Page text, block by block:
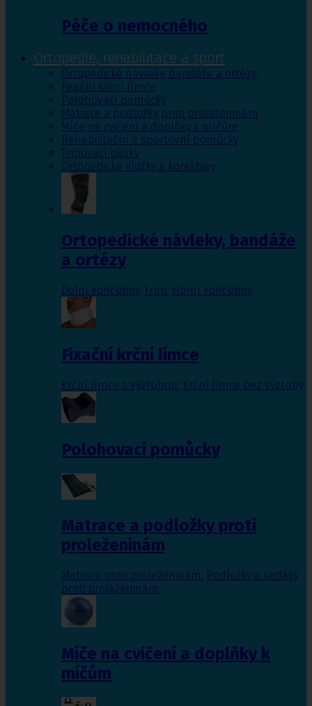
Péče o nemocného
Ortopedie, rehabilitace a sport
Ortopedické návleky, bandáže a ortézy
Fixační krční límce
Polohovací pomůcky
Matrace a podložky proti proleženinám
Míče na cvičení a doplňky k míčům
Rehabilitační a sportovní pomůcky
Tejpovací pásky
Ortopedické vložky a korektory
Ortopedické návleky, bandáže
a ortézy
Dolní končetiny, Trup, Horní končetiny
Fixační krční límce
Krční límce s výztuhou Krční límce bez výztuhy
Polohovací pomůcky
Matrace a podložky proti
proleženinám
Matrace proti proleženinám, Podložky a sedáky
proti proleženinám
Míče na cvičení a doplňky k
míčům